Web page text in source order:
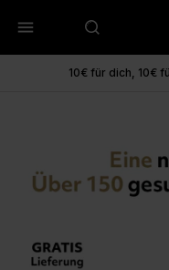
menu
10€ für dich, 10€